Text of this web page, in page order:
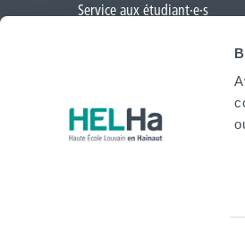
Service aux étudiant·e·s
Actualités
Formation continue et